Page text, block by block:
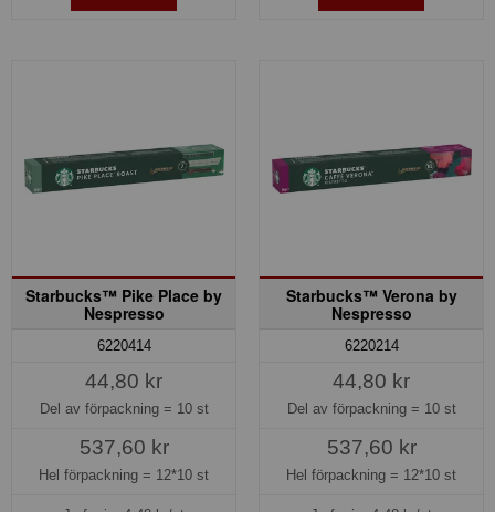
Starbucks™ Pike Place by
Nespresso
6220414
44,80 kr
Del av förpackning = 10 st
537,60 kr
Hel förpackning = 12*10 st
Starbucks™ Verona by
Nespresso
6220214
44,80 kr
Del av förpackning = 10 st
537,60 kr
Hel förpackning = 12*10 st